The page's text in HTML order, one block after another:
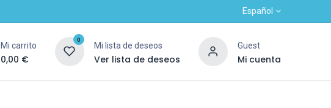
Español
Mi carrito
0,00 €
0
Mi lista de deseos
Ver lista de deseos
Guest
Mi cuenta